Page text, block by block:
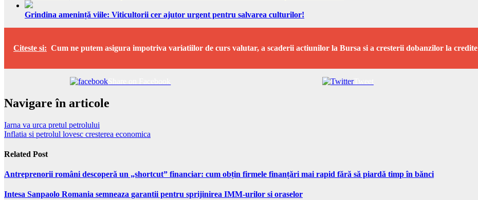
Grindina amenință viile: Viticultorii cer ajutor urgent pentru salvarea culturilor!
Citeste si: Cum ne putem asigura impotriva variatiilor de curs valutar, a scaderii actiunilor la Bursa si a cresterii dobanzilor la credite
Tweet
Navigare în articole
Iarna va urca pretul petrolului
Inflatia si petrolul lovesc cresterea economica
Related Post
Antreprenorii români descoperă un „shortcut” financiar: cum obțin firmele finanțări mai rapid fără să piardă timp în bănci
Intesa Sanpaolo Romania semneaza garantii pentru sprijinirea IMM-urilor si oraselor